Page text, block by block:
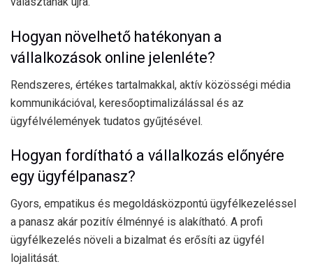
Hogyan növelhető hatékonyan a
vállalkozások online jelenléte?
Rendszeres, értékes tartalmakkal, aktív közösségi média
kommunikációval, keresőoptimalizálással és az
ügyfélvélemények tudatos gyűjtésével.
Hogyan fordítható a vállalkozás előnyére
egy ügyfélpanasz?
Gyors, empatikus és megoldásközpontú ügyfélkezeléssel
a panasz akár pozitív élménnyé is alakítható. A profi
ügyfélkezelés növeli a bizalmat és erősíti az ügyfél
lojalitását.